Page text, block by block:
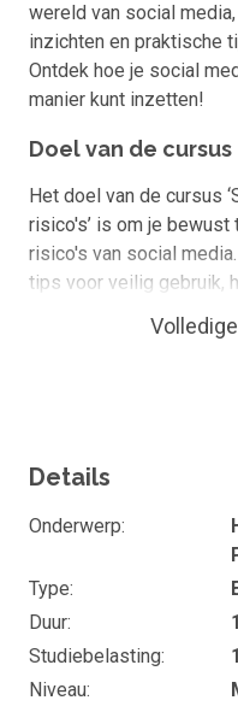
wereld van social
inzichten en praktische
Ontdek hoe je social
manier kunt inzetten!
Doel van de cursus
Het doel van de cursus
risico's’ is om je bewust
risico's van social
tips voor veilig gebruik,
ontwikkelen van een
en persoonlijke welzijn.
De
De voordelen
De risico's en
Privacy en
communicatie
Details
Onderwerp
Type
Duur
Studiebelasting
Niveau